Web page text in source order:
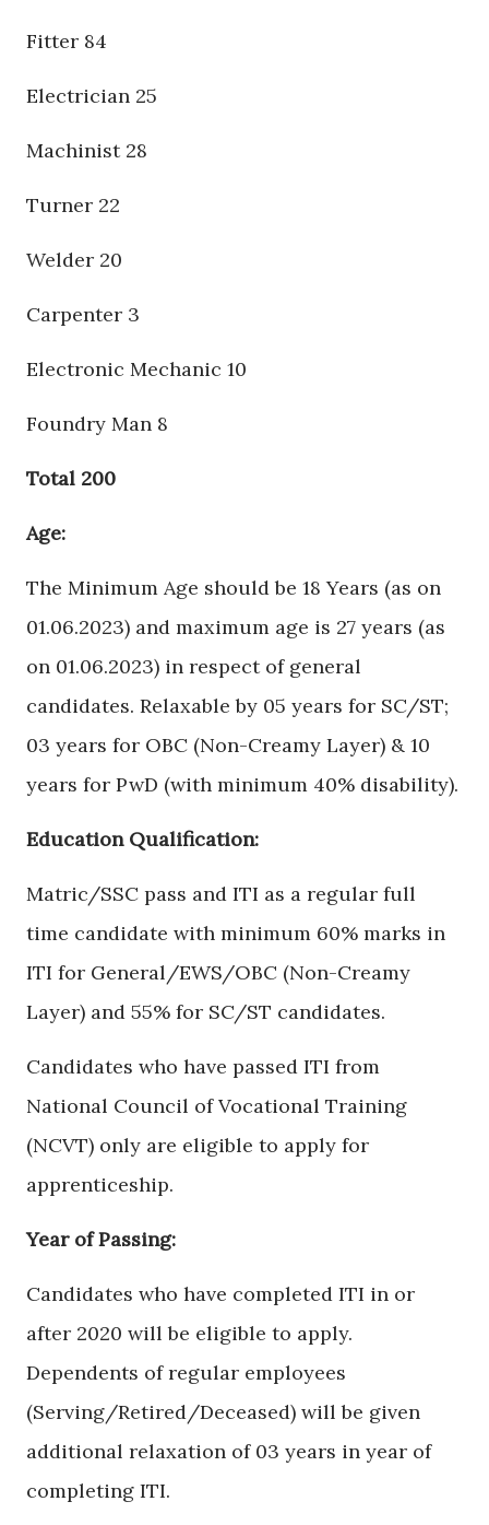
Fitter 84
Electrician 25
Machinist 28
Turner 22
Welder 20
Carpenter 3
Electronic Mechanic 10
Foundry Man 8
Total 200
Age:
The Minimum Age should be 18 Years (as on
01.06.2023) and maximum age is 27 years (as
on 01.06.2023) in respect of general
candidates. Relaxable by 05 years for SC/ST;
03 years for OBC (Non-Creamy Layer) & 10
years for PwD (with minimum 40% disability).
Education Qualification:
Matric/SSC pass and ITI as a regular full
time candidate with minimum 60% marks in
ITI for General/EWS/OBC (Non-Creamy
Layer) and 55% for SC/ST candidates.
Candidates who have passed ITI from
National Council of Vocational Training
(NCVT) only are eligible to apply for
apprenticeship.
Year of Passing:
Candidates who have completed ITI in or
after 2020 will be eligible to apply.
Dependents of regular employees
(Serving/Retired/Deceased) will be given
additional relaxation of 03 years in year of
completing ITI.